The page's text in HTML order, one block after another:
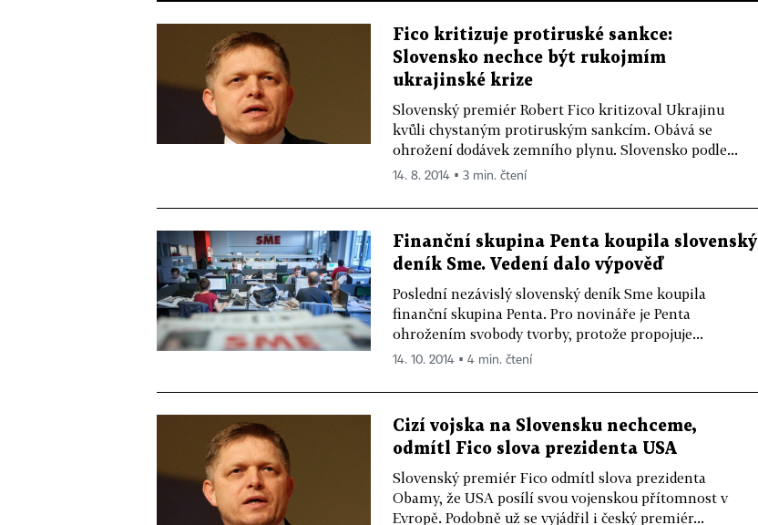
Fico kritizuje protiruské sankce:
Slovensko nechce být rukojmím
ukrajinské krize
Slovenský premiér Robert Fico kritizoval Ukrajinu
kvůli chystaným protiruským sankcím. Obává se
ohrožení dodávek zemního plynu. Slovensko podle...
14. 8. 2014 ▪ 3 min. čtení
Finanční skupina Penta koupila slovenský
deník Sme. Vedení dalo výpověď
Poslední nezávislý slovenský deník Sme koupila
finanční skupina Penta. Pro novináře je Penta
ohrožením svobody tvorby, protože propojuje...
14. 10. 2014 ▪ 4 min. čtení
Cizí vojska na Slovensku nechceme,
odmítl Fico slova prezidenta USA
Slovenský premiér Fico odmítl slova prezidenta
Obamy, že USA posílí svou vojenskou přítomnost v
Evropě. Podobně už se vyjádřil i český premiér...